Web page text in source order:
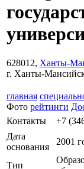
628012, Ханты-
г. Ханты-
главная
Фото рейтинги
Контакты
+7
Дата
основания
2001
Тип